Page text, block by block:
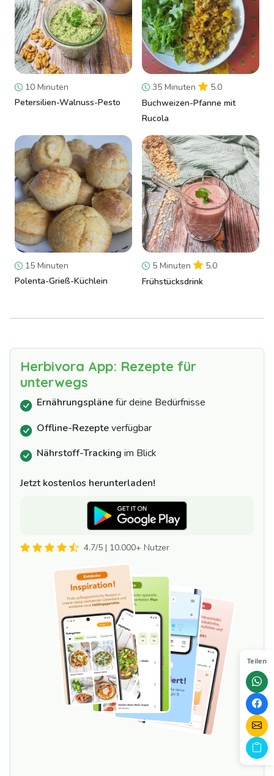
Teilen
10 Minuten
Petersilien-Walnuss-Pesto
35 Minuten
5.0
Buchweizen-Pfanne mit
Rucola
15 Minuten
Polenta-Grieß-Küchlein
5 Minuten
5.0
Frühstücksdrink
Herbivora App: Rezepte für
unterwegs
Ernährungsplänefür deine Bedürfnisse
Offline-Rezepteverfügbar
Nährstoff-Tracking im Blick
Jetzt kostenlos herunterladen!
4.7/5 | 10.000+ Nutzer